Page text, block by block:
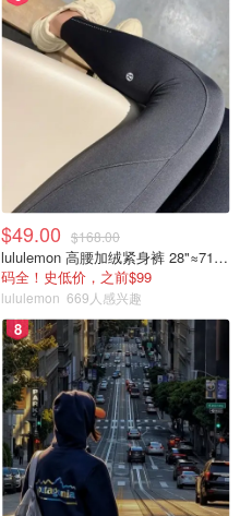
$49.00 $168.00
lululemon 高腰加绒紧身裤 28"≈71cm 5个口袋
码全！史低价，之前$99
lululemon 669人感兴趣
8